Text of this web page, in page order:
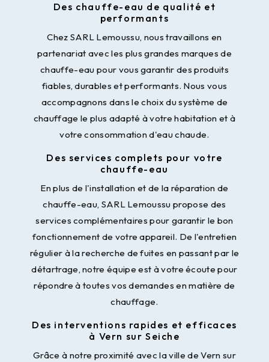
Des chauffe-eau de qualité et
performants
Chez SARL Lemoussu, nous travaillons en
partenariat avec les plus grandes marques de
chauffe-eau pour vous garantir des produits
fiables, durables et performants. Nous vous
accompagnons dans le choix du système de
chauffage le plus adapté à votre habitation et à
votre consommation d'eau chaude.
Des services complets pour votre
chauffe-eau
En plus de l'installation et de la réparation de
chauffe-eau, SARL Lemoussu propose des
services complémentaires pour garantir le bon
fonctionnement de votre appareil. De l'entretien
régulier à la recherche de fuites en passant par le
détartrage, notre équipe est à votre écoute pour
répondre à toutes vos demandes en matière de
chauffage.
Des interventions rapides et efficaces
à Vern sur Seiche
Grâce à notre proximité avec la ville de Vern sur